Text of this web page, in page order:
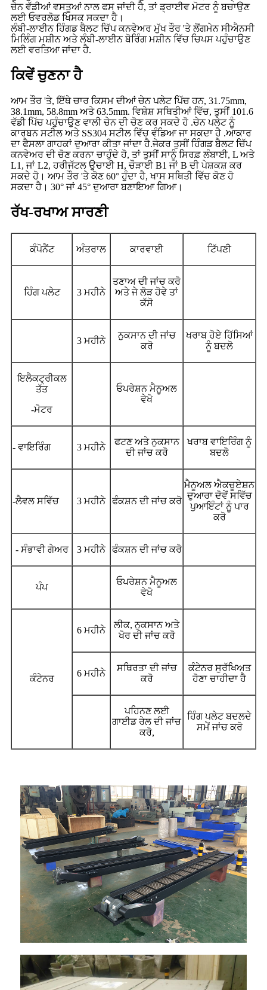
ਚੇਨ ਵੱਡੀਆਂ ਵਸਤੂਆਂ ਨਾਲ ਫਸ ਜਾਂਦੀ ਹੈ, ਤਾਂ ਡ੍ਰਾਈਵ ਮੋਟਰ ਨੂੰ ਬਚਾਉਣ
ਲਈ ਓਵਰਲੋਡ ਖਿਸਕ ਸਕਦਾ ਹੈ।
ਲੰਬੀ-ਲਾਈਨ ਹਿੰਗਡ ਬੈਲਟ ਚਿੱਪ ਕਨਵੇਅਰ ਮੁੱਖ ਤੌਰ 'ਤੇ ਲੋਂਗਮੇਨ ਸੀਐਨਸੀ
ਮਿਲਿੰਗ ਮਸ਼ੀਨ ਅਤੇ ਲੰਬੀ-ਲਾਈਨ ਬੋਰਿੰਗ ਮਸ਼ੀਨ ਵਿੱਚ ਚਿਪਸ ਪਹੁੰਚਾਉਣ
ਲਈ ਵਰਤਿਆ ਜਾਂਦਾ ਹੈ.
ਕਿਵੇਂ ਚੁਣਨਾ ਹੈ
ਆਮ ਤੌਰ 'ਤੇ, ਇੱਥੇ ਚਾਰ ਕਿਸਮ ਦੀਆਂ ਚੇਨ ਪਲੇਟ ਪਿੱਚ ਹਨ, 31.75mm,
38.1mm, 58.8mm ਅਤੇ 63.5mm. ਵਿਸ਼ੇਸ਼ ਸਥਿਤੀਆਂ ਵਿੱਚ, ਤੁਸੀਂ 101.6
ਵੱਡੀ ਪਿੱਚ ਪਹੁੰਚਾਉਣ ਵਾਲੀ ਚੇਨ ਦੀ ਚੋਣ ਕਰ ਸਕਦੇ ਹੋ .ਚੇਨ ਪਲੇਟ ਨੂੰ
ਕਾਰਬਨ ਸਟੀਲ ਅਤੇ SS304 ਸਟੀਲ ਵਿੱਚ ਵੰਡਿਆ ਜਾ ਸਕਦਾ ਹੈ .ਆਕਾਰ
ਦਾ ਫੈਸਲਾ ਗਾਹਕਾਂ ਦੁਆਰਾ ਕੀਤਾ ਜਾਂਦਾ ਹੈ.ਜੇਕਰ ਤੁਸੀਂ ਹਿੰਗਡ ਬੈਲਟ ਚਿੱਪ
ਕਨਵੇਅਰ ਦੀ ਚੋਣ ਕਰਨਾ ਚਾਹੁੰਦੇ ਹੋ, ਤਾਂ ਤੁਸੀਂ ਸਾਨੂੰ ਸਿਰਫ਼ ਲੰਬਾਈ, L ਅਤੇ
L1, ਜਾਂ L2, ਹਰੀਜੱਟਲ ਉਚਾਈ H, ਚੌੜਾਈ B1 ਜਾਂ B ਦੀ ਪੇਸ਼ਕਸ਼ ਕਰ
ਸਕਦੇ ਹੋ। ਆਮ ਤੌਰ 'ਤੇ ਕੋਣ 60° ਹੁੰਦਾ ਹੈ, ਖਾਸ ਸਥਿਤੀ ਵਿੱਚ ਕੋਣ ਹੋ
ਸਕਦਾ ਹੈ। 30° ਜਾਂ 45° ਦੁਆਰਾ ਬਣਾਇਆ ਗਿਆ।
ਰੱਖ-ਰਖਾਅ ਸਾਰਣੀ
ਕੰਪੋਨੈਂਟ ਅੰਤਰਾਲ ਕਾਰਵਾਈ ਟਿੱਪਣੀ
ਹਿੰਗ ਪਲੇਟ 3 ਮਹੀਨੇ
ਤਣਾਅ ਦੀ ਜਾਂਚ ਕਰੋ
ਅਤੇ ਜੇ ਲੋੜ ਹੋਵੇ ਤਾਂ
ਕੱਸੋ
3 ਮਹੀਨੇ
ਨੁਕਸਾਨ ਦੀ ਜਾਂਚ
ਕਰੋ
ਖਰਾਬ ਹੋਏ ਹਿੱਸਿਆਂ
ਨੂੰ ਬਦਲੋ
ਇਲੈਕਟ੍ਰੀਕਲ
ਤੱਤ
-ਮੋਟਰ
ਓਪਰੇਸ਼ਨ ਮੈਨੂਅਲ
ਵੇਖੋ
- ਵਾਇਰਿੰਗ 3 ਮਹੀਨੇ
ਫਟਣ ਅਤੇ ਨੁਕਸਾਨ
ਦੀ ਜਾਂਚ ਕਰੋ
ਖਰਾਬ ਵਾਇਰਿੰਗ ਨੂੰ
ਬਦਲੋ
-ਲੈਵਲ ਸਵਿੱਚ 3 ਮਹੀਨੇ ਫੰਕਸ਼ਨ ਦੀ ਜਾਂਚ ਕਰੋ
ਮੈਨੂਅਲ ਐਕਚੂਏਸ਼ਨ
ਦੁਆਰਾ ਦੋਵੇਂ ਸਵਿੱਚ
ਪੁਆਇੰਟਾਂ ਨੂੰ ਪਾਰ
ਕਰੋ
- ਸੰਭਾਵੀ ਗੇਅਰ 3 ਮਹੀਨੇ ਫੰਕਸ਼ਨ ਦੀ ਜਾਂਚ ਕਰੋ
ਪੰਪ
ਓਪਰੇਸ਼ਨ ਮੈਨੂਅਲ
ਵੇਖੋ
ਕੰਟੇਨਰ
6 ਮਹੀਨੇ
ਲੀਕ, ਨੁਕਸਾਨ ਅਤੇ
ਖੋਰ ਦੀ ਜਾਂਚ ਕਰੋ
6 ਮਹੀਨੇ
ਸਥਿਰਤਾ ਦੀ ਜਾਂਚ
ਕਰੋ
ਕੰਟੇਨਰ ਸੁਰੱਖਿਅਤ
ਹੋਣਾ ਚਾਹੀਦਾ ਹੈ
ਪਹਿਨਣ ਲਈ
ਗਾਈਡ ਰੇਲ ਦੀ ਜਾਂਚ
ਕਰੋ,
ਹਿੰਗ ਪਲੇਟ ਬਦਲਦੇ
ਸਮੇਂ ਜਾਂਚ ਕਰੋ